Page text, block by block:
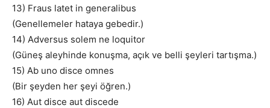
13) Fraus latet in generalibus
(Genellemeler hataya gebedir.)
14) Adversus solem ne loquitor
(Güneş aleyhinde konuşma, açık ve belli şeyleri tartışma.)
15) Ab uno disce omnes
(Bir şeyden her şeyi öğren.)
16) Aut disce aut discede